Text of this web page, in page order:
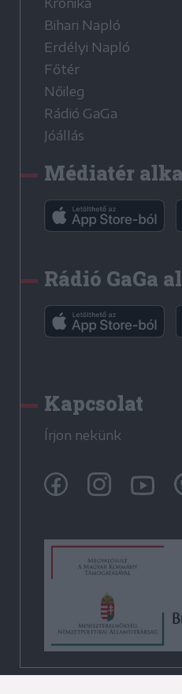
Krónika
Bihari Napló
Erdélyi Napló
Főtér
Nőileg
Rádió GaGa
Jóállás
Médiatér
Rádió GaGa
Kapcsolat
Írjon nekünk